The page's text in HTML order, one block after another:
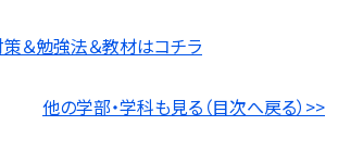
＆勉強法＆教材はコチラ
他の学部・学科も見る（目次へ戻る）>>